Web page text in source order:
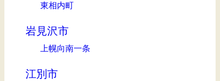
東相内町
岩見沢市
上幌向南一条
江別市